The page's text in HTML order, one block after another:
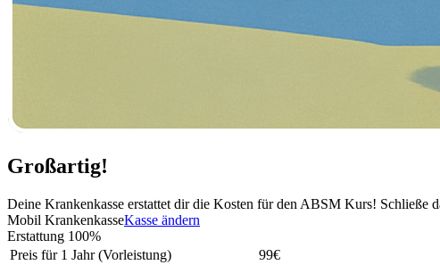
Großartig!
Deine Krankenkasse erstattet dir die Kosten für den ABSM Kurs! Schließe
Mobil KrankenkasseKasse ändern
Erstattung 100%
Preis für 1 Jahr (Vorleistung)
99€